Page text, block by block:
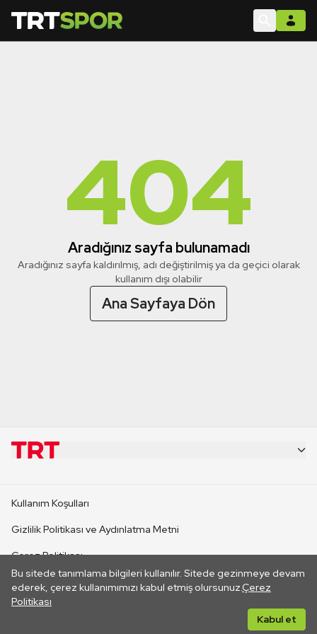
404
Aradığınız sayfa bulunamadı
Aradığınız sayfa kaldırılmış, adı değiştirilmiş ya da geçici olarak
kullanım dışı olabilir
Ana Sayfaya Dön
Bu sitede tanımlama bilgileri kullanılır. Sitede gezinmeye devam
ederek, çerez kullanımımızı kabul etmiş olursunuz.Çerez
Politikası
Kabul et
CANLI YAYINLAR
Kullanım Koşulları
Gizlilik Politikası ve Aydınlatma Metni
Çerez Politikası
İletişim
Her hakkı saklıdır. ©2026 TRT. Bağlantı yoluyla gidilen dış